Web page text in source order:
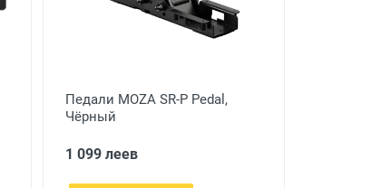
Педали MOZA SR-P Pedal,
Чёрный
1 099 леев